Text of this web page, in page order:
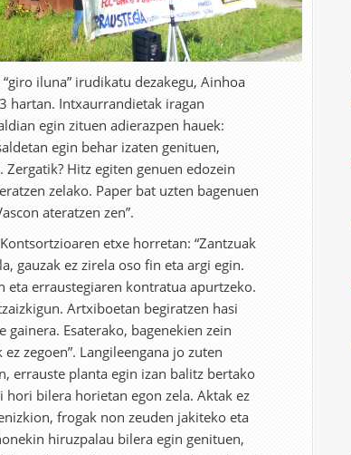
iluna” irudikatu dezakegu, Ainhoa
hartan. Intxaurrandietak iragan
egin zituen adierazpen hauek:
egin behar izaten genituen,
Hitz egiten genuen edozein
zelako. Paper bat uzten bagenuen
ateratzen zen”.
etxe horretan: “Zantzuak
gauzak ez zirela oso fin eta argi egin.
eta erraustegiaren kontratua apurtzeko.
Artxiboetan begiratzen hasi
Esaterako, bagenekien zein
zegoen”. Langileengana jo zuten
errauste planta egin izan balitz bertako
bilera horietan egon zela. Aktak ez
frogak non zeuden jakiteko eta
hiruzpalau bilera egin genituen,